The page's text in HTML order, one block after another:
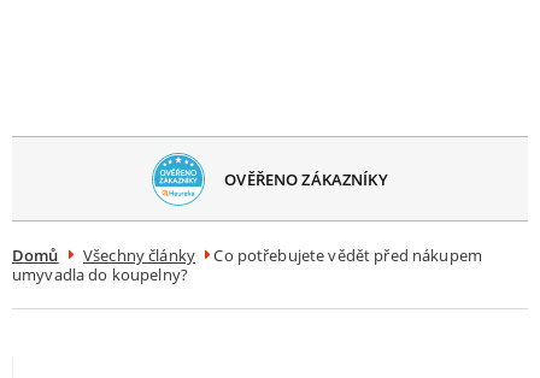
BEZPLATNÉ
DORUČENÍ
Domů Všechny články
Co potřebujete vědět před nákupem
umyvadla do koupelny?